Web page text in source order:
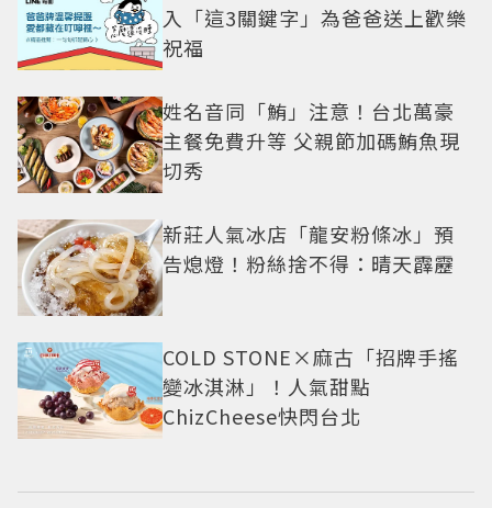
入「這3關鍵字」為爸爸送上歡樂
祝福
姓名音同「鮪」注意！台北萬豪
主餐免費升等 父親節加碼鮪魚現
切秀
新莊人氣冰店「龍安粉條冰」預
告熄燈！粉絲捨不得：晴天霹靂
COLD STONE×麻古「招牌手搖
變冰淇淋」！人氣甜點
ChizCheese快閃台北